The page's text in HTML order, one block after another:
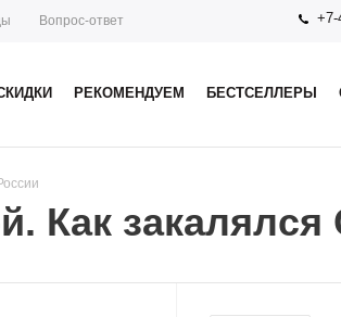
Вопрос-ответ +7-
РЕКОМЕНДУЕМ БЕСТСЕЛЛЕРЫ
Как